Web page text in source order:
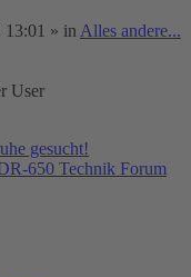
» in Alles andere...
User
gesucht!
650 Technik Forum